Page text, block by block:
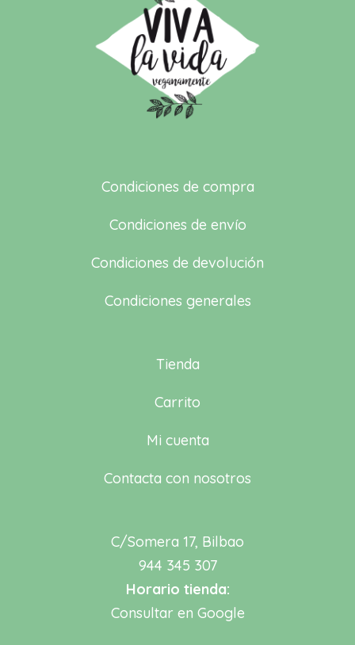
Condiciones de compra
Condiciones de envío
Condiciones de devolución
Condiciones generales
Tienda
Carrito
Mi cuenta
Contacta con nosotros
C/Somera 17, Bilbao
944 345 307
Horario tienda:
Consultar en Google